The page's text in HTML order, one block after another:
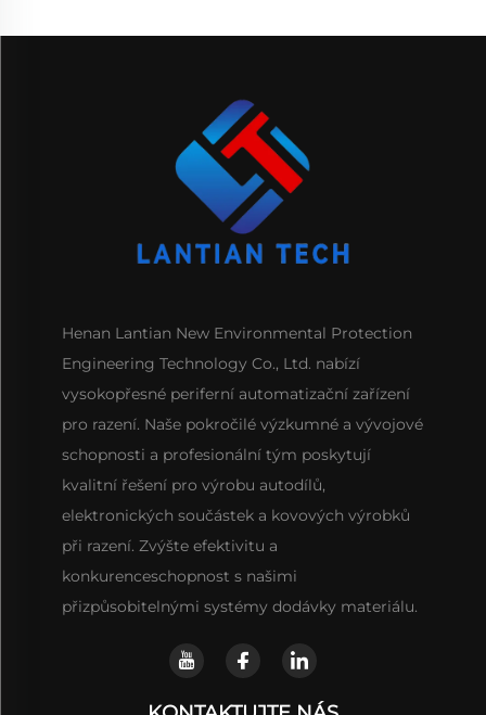
Henan Lantian New Environmental Protection
Engineering Technology Co., Ltd. nabízí
vysokopřesné periferní automatizační zařízení
pro razení. Naše pokročilé výzkumné a vývojové
schopnosti a profesionální tým poskytují
kvalitní řešení pro výrobu autodílů,
elektronických součástek a kovových výrobků
při razení. Zvýšte efektivitu a
konkurenceschopnost s našimi
přizpůsobitelnými systémy dodávky materiálu.